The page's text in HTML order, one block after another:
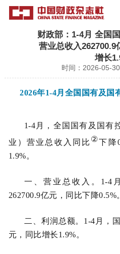
财政部：1-4月 全国
营业总收入262700.9
增长
时间：2026-05-30
2026年1-4月全国国有及国
1-4月，全国国有及国有
业）营业总收入同比 ②下降
1.9%。
一、营业总收入。 1-4
262700.9亿元，同比下降0.5%
二、利润总额。 1-4月，
元，同比增长1.9%。